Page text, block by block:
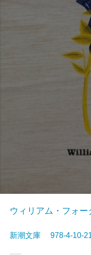
ウィリアム・フォ
新潮文庫 978-4-10-